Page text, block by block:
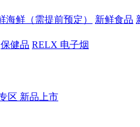
海鲜（需提前预定） 新鲜食品
保健品 RELX 电子烟
区 新品上市